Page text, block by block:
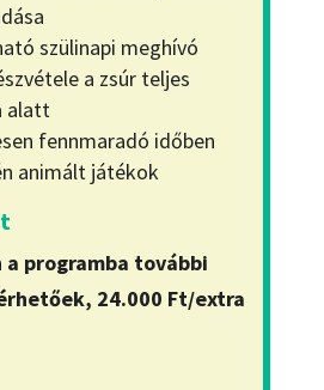
szülinapi meghívó
a zsúr teljes
alatt
fennmaradó időben
animált játékok
a programba további
24.000 Ft/extra